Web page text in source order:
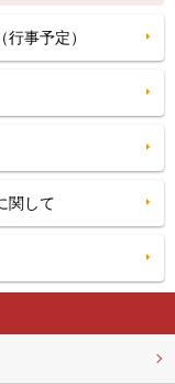
事予定）
関して